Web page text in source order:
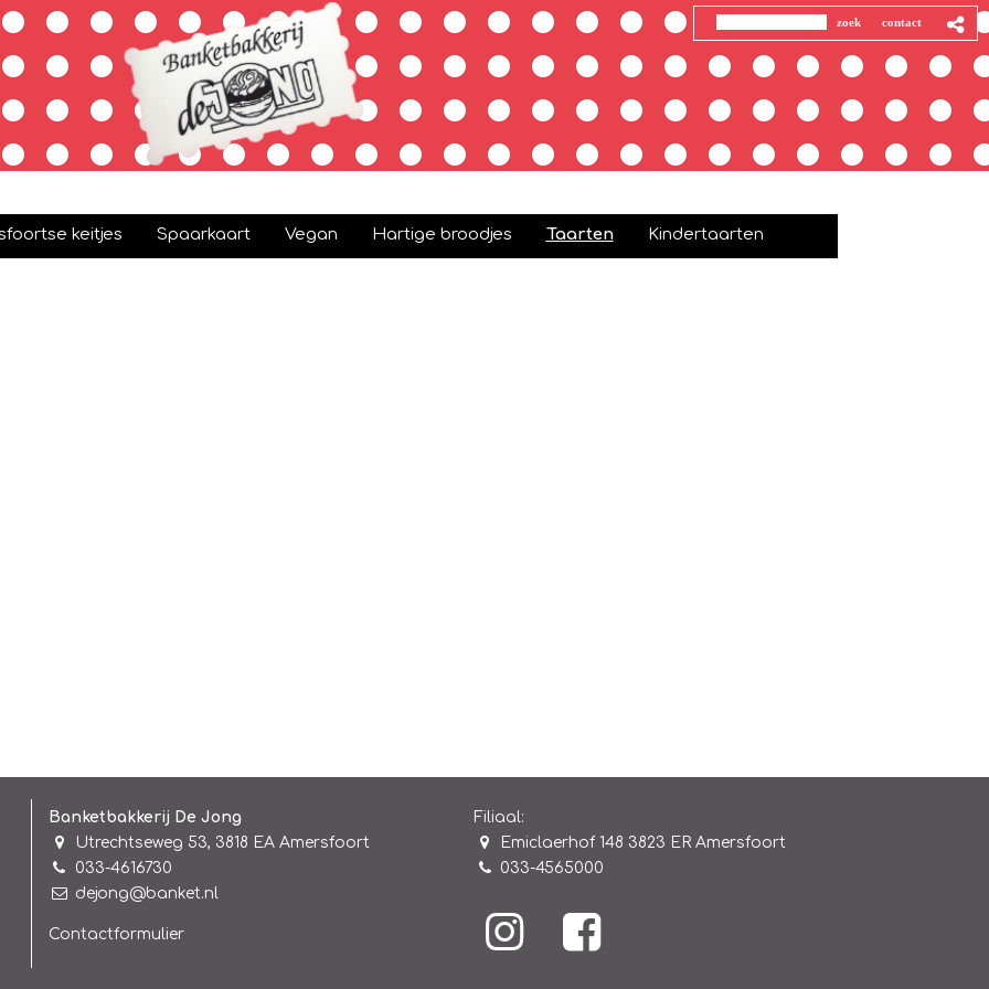
keitjes Spaarkaart Vegan Hartige broodjes Taarten Kindertaarten
Banketbakkerij De Jong
Utrechtseweg 53, 3818 EA Amersfoort
033-4616730
dejong@banket.nl
Contactformulier
Filiaal:
Emiclaerhof 148 3823 ER Amersfoort
033-4565000